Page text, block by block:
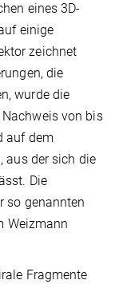
eines 3D-
einige
zeichnet
die
wurde die
von bis
auf dem
aus der sich die
Die
so genannten
Weizmann
Fragmente